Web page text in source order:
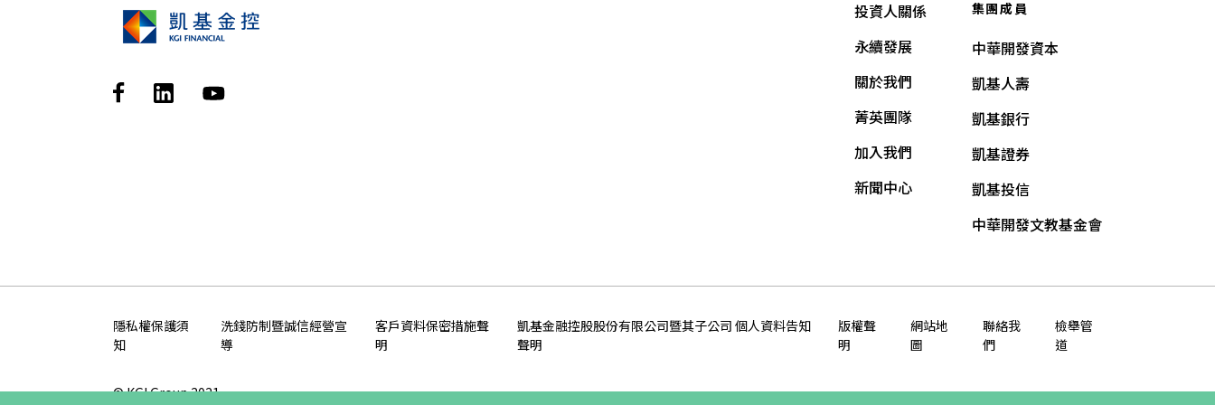
投資人關係
永續發展
關於我們
菁英團隊
加入我們
新聞中心
集團成員
中華開發資本
凱基人壽
凱基銀行
凱基證券
凱基投信
中華開發文教基金會
© KGI Group 2021
隱私權保護須
知
洗錢防制暨誠信經營宣
導
客戶資料保密措施聲
明
凱基金融控股股份有限公司暨其子公司 個人資料告知
聲明
版權聲
明
網站地
圖
聯絡我
們
檢舉管
道